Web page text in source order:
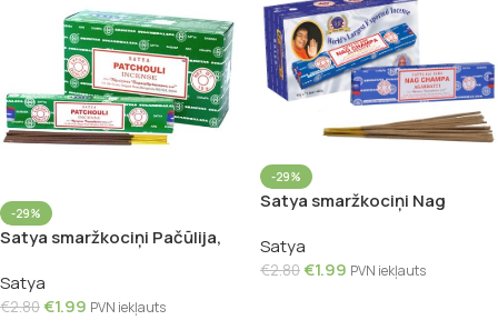
-29%
Satya smaržkociņi Pačūlija,
Satya
€2.80€1.99 PVN iekļauts
-29%
Satya smaržkociņi Nag
Satya
€2.80€1.99 PVN iekļauts